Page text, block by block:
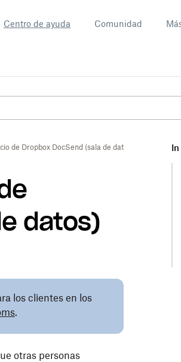
Centro de ayuda Comunidad
de Dropbox DocSend (sala de datos)
datos)
los clientes en los
.
otras personas